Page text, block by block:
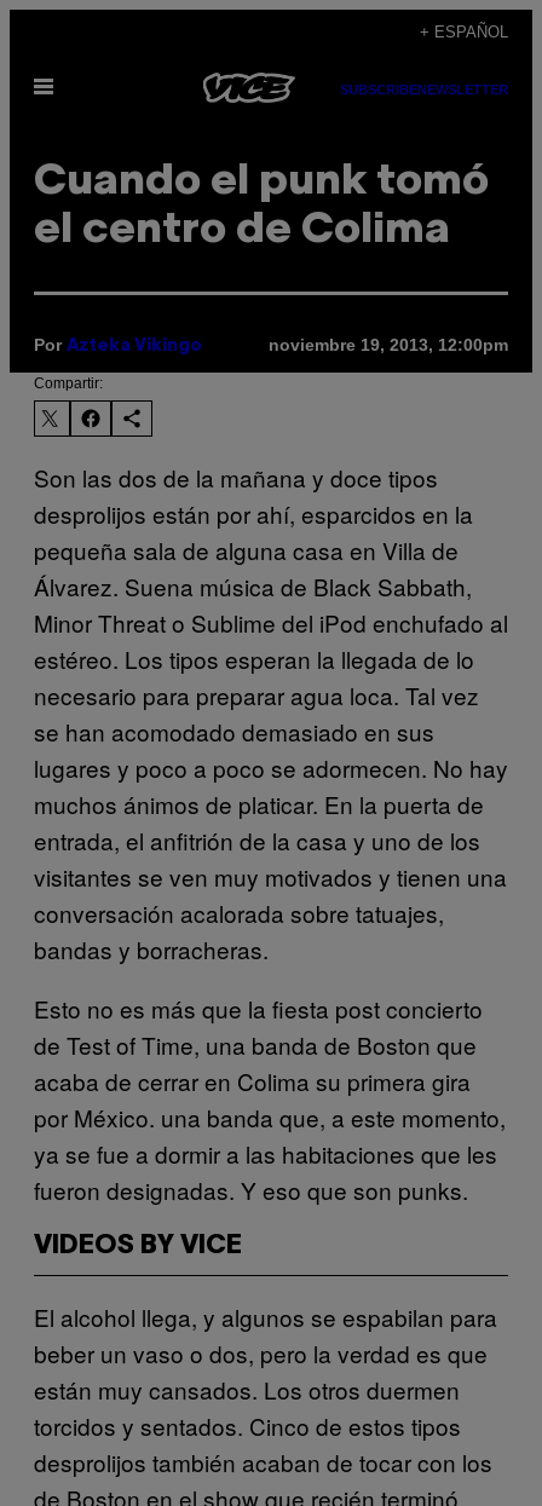
contenido
+ ESPAÑOL
Abrir
SUBSCRIBENEWSLETTER
Cuando el punk tomó
el centro de Colima
Por Azteka Vikingo noviembre 19, 2013, 12:00pm
Compartir:
Son las dos de la mañana y doce tipos
desprolijos están por ahí, esparcidos en la
pequeña sala de alguna casa en Villa de
Álvarez. Suena música de Black Sabbath,
Minor Threat o Sublime del iPod enchufado al
estéreo. Los tipos esperan la llegada de lo
necesario para preparar agua loca. Tal vez
se han acomodado demasiado en sus
lugares y poco a poco se adormecen. No hay
muchos ánimos de platicar. En la puerta de
entrada, el anfitrión de la casa y uno de los
visitantes se ven muy motivados y tienen una
conversación acalorada sobre tatuajes,
bandas y borracheras.
Esto no es más que la fiesta post concierto
de Test of Time, una banda de Boston que
acaba de cerrar en Colima su primera gira
por México. una banda que, a este momento,
ya se fue a dormir a las habitaciones que les
fueron designadas. Y eso que son punks.
VIDEOS BY VICE
El alcohol llega, y algunos se espabilan para
beber un vaso o dos, pero la verdad es que
están muy cansados. Los otros duermen
torcidos y sentados. Cinco de estos tipos
desprolijos también acaban de tocar con los
de Boston en el show que recién terminó